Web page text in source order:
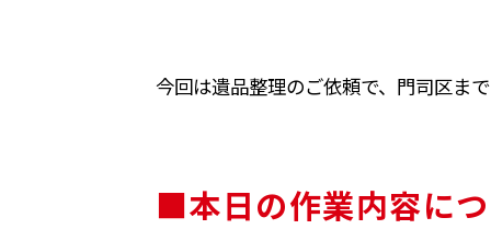
今回は遺品整理のご依頼で、門司区ま
■本日の作業内容に